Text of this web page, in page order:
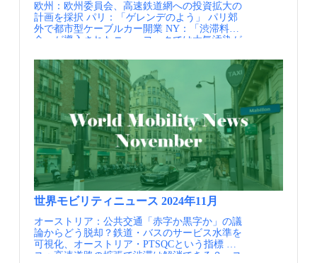
を与えてくれる事例といえるでしょう。 モビリ
ティハブはアンコーツグリーンに隣接し、アク
ティブトラベルへのリバランスの役割を担う モ
ビリティハブ周辺には緑豊かな空間が整備 モビ
れている 【資料・参考情報】 ①ANCOATS
AND NEW ISLINGTON NDF CHARACTER
AREA 3 - POLAND STREET ZONE, Manchester
City Council, June 2020 ②Manchester City Coucil
Web Site ③IBS撮影
で、LTN内の住民の自転車利用の増加を反映
し、自転車窃盗の件数は有意に増加していまし
た。 騒音の減少いくつかのLTN導入地域とその
他の地域で騒音の変化を計測した結果、ほぼす
した。また、LTN内の観測地点のすべてで、
LTN導入後に生物騒音が増加していました。 消
防の緊急活動への影響に対する懸念の払しょく
LTNは自動車のアクセスを制限するため、緊急
サービスの対応時間が遅れる可能性が指摘され
ていました。しかし、72のLTNで消防の緊急対
応時間を調査した結果、LTN内または境界道路
での対応時間に影響があったという結果は見つ
かっていないという調査結果があります。 LTN
の外では街頭犯罪件数が2015年を境に増加に転
じているのに対し、LTN内では街頭犯罪件数の
低下傾向が継続している（出典⑤） ポイント
日本では、ゾーン30やゾーン30プラスの導入、
30km/h規制といった施策が進められています
が、これらの取組の主目的は安全性の向上であ
り、その評価も自動車交通量、平均速度、速度
超過車両の構成比など、自動車の挙動調査によ
StationあるいはInterchangeと呼ばれるバスター
ミナルが設置されています。一部はトラムの停
留所の隣に立地しており、トラムとバスのシー
ムレスな乗換が可能であるほか、一部の結節点
も整備されています。これらのバスターミナル
はまだ地価が安かった時代に、中心部の開発と
併せて設置されたものが多く、結節点を中心に
まちが形成されています。中には、公共施設の
移転で空いた、より便利な土地に移転した例も
あります。 近年では、バスターミナルのリニ
ューアルも進められています。マンチェスター
南部のStockportでは、2024年に住宅再開発とセ
ットで新しいバスターミナルが建設されまし
た。1億4000万ポンドが投じられた新しいバス
ターミナルは2層建てで、下層には19のバスバ
ースと待合所、チケット売り場、売店があり、
上層には鉄道駅や川沿いに接続する歩行空間と
月には、トラムの乗り入れ計画が発表されまし
た。 鉄道用地を活用したガイドウェイ軌道と
MUP リニューアルされたStockport Interchange
は、広い待合空間を備えたバスターミナルと住
欧州：欧州委員会、高速鉄道網への投資拡大の
計画を採択 パリ：「ゲレンデのよう」 パリ郊
外で都市型ケーブルカー開業 NY：「渋滞料
金」が導入されたニューヨークでは大気汚染が
2025年に週45万回の移動と1400万回の乗車に急
増 欧州：欧州で車の大型化が社会問題に 駐車
料金3倍や重量課税、自治体が規制強化 ロンド
ン：行政と民間事業者の運行契約～ロンドンの
フランチャイズ制度の知見～ ロンドン：バス優
先政策のガイドライン～ロンドン市交通局2025
年度最新版を読み解く～ 英国：低交通近隣地区
（LTN）の効果～ロンドンの150以上の成果レポ
ートからの知見～ ロンドン：環状ネットワーク
を結ぶ新たなリ・デザインの挑戦～ロンドンの
スーパーループ～ マレーシア：LRT/MRT近接
住宅で駐車場を減らす方針、建設費節約につな
がる可能性 情報提供元：一般社団法人日本モビ
情報提供を希望される方はJCOMMのWebページ
より、JCOMMメーリングリストへの登録を行っ
てください。 JCOMMメーリングリスト配信内
容・JCOMMニューズレター（年4回） 日本の
世界モビリティニュース 2024年11月
オーストリア：公共交通「赤字か黒字か」の議
論からどう脱却？鉄道・バスのサービス水準を
可視化、オーストリア・PTSQCという指標 スイ
ス：高速道路の拡張で渋滞は解消できる？ ス